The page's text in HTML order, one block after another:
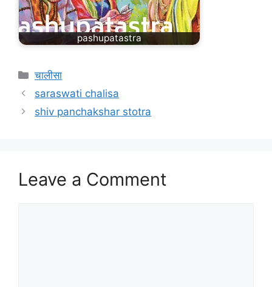
pashupatastra
चालीसा
saraswati chalisa
shiv panchakshar stotra
Leave a Comment